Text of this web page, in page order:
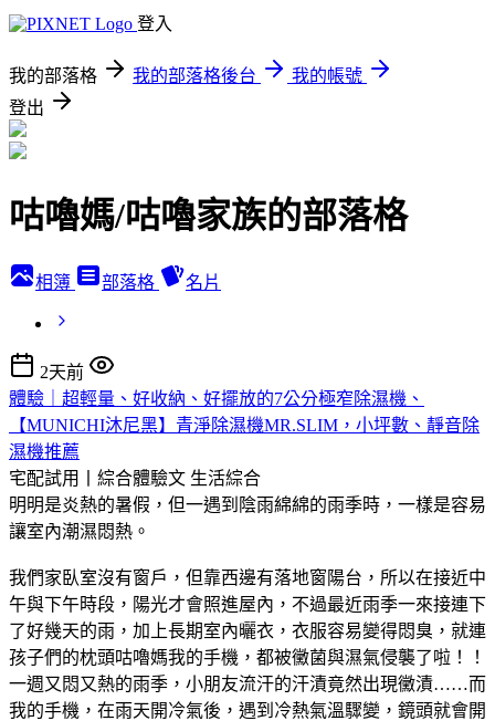
登入
我的部落格 我的部落格後台
我的帳號
登出
咕嚕媽/咕嚕家族的部落格
相簿 部落格 名片
2天前
體驗｜超輕量、好收納、好擺放的7公分極窄除濕機、
【MUNICHI沐尼黑】青淨除濕機MR.SLIM，小坪數、靜音除
濕機推薦
宅配試用丨綜合體驗文 生活綜合
明明是炎熱的暑假，但一遇到陰雨綿綿的雨季時，一樣是容易
讓室內潮濕悶熱。
我們家臥室沒有窗戶，但靠西邊有落地窗陽台，所以在接近中
午與下午時段，陽光才會照進屋內，不過最近雨季一來接連下
了好幾天的雨，加上長期室內曬衣，衣服容易變得悶臭，就連
孩子們的枕頭咕嚕媽我的手機，都被黴菌與濕氣侵襲了啦！！
一週又悶又熱的雨季，小朋友流汗的汗漬竟然出現黴漬……而
我的手機，在雨天開冷氣後，遇到冷熱氣溫驟變，鏡頭就會開